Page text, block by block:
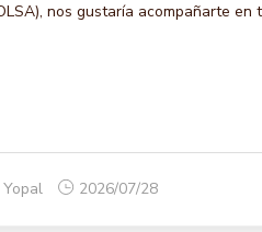
nos gustaría acompañarte
2026/07/28